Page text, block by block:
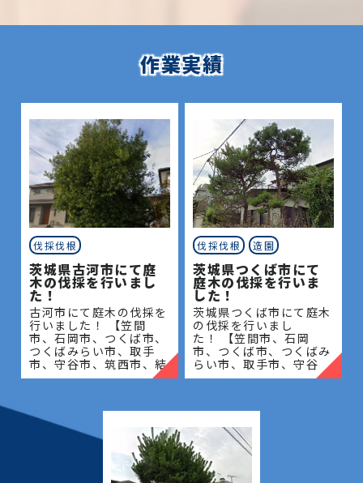
作業実績
伐採伐根
茨城県古河市にて庭
木の伐採を行いまし
た！
古河市にて庭木の伐採を
行いました！ 【笠間
市、石岡市、つくば市、
つくばみらい市、取手
市、守谷市、筑西市、結
城市、桜川市、常総市、
で伐採・抜根・剪定・草
刈りな
伐採伐根 造園
茨城県つくば市にて
庭木の伐採を行いま
した！
茨城県つくば市にて庭木
の伐採を行いまし
た！ 【笠間市、石岡
市、つくば市、つくばみ
らい市、取手市、守谷
市、筑西市、結城市、桜
町】地域密着で伐採・抜
根・剪定・